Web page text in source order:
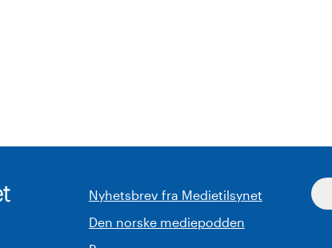
Nyhetsbrev fra Medietilsynet
Den norske mediepodden